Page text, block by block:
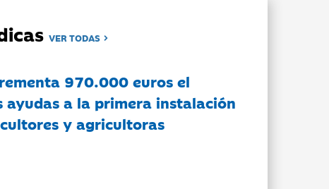
VER TODAS
970.000 euros el
ayudas a la primera instalación
y agricultoras